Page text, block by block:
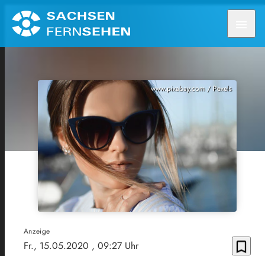
www.pixabay.com / Pexels
Anzeige
Fr., 15.05.2020 , 09:27 Uhr bookmark_border